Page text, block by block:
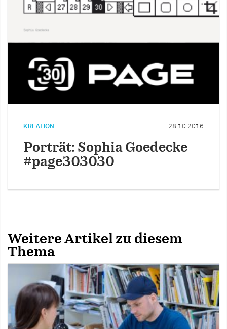
KREATION 28.10.2016
Porträt: Sophia Goedecke
#page303030
Weitere Artikel zu diesem
Thema